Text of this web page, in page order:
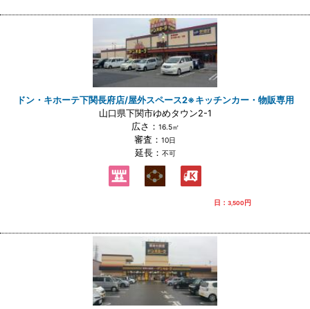
ドン・キホーテ下関長府店/屋外スペース2※キッチンカー・物販専用
山口県下関市ゆめタウン2-1
広さ： 16.5㎡
審査： 10日
延長： 不可
日： 3,500円